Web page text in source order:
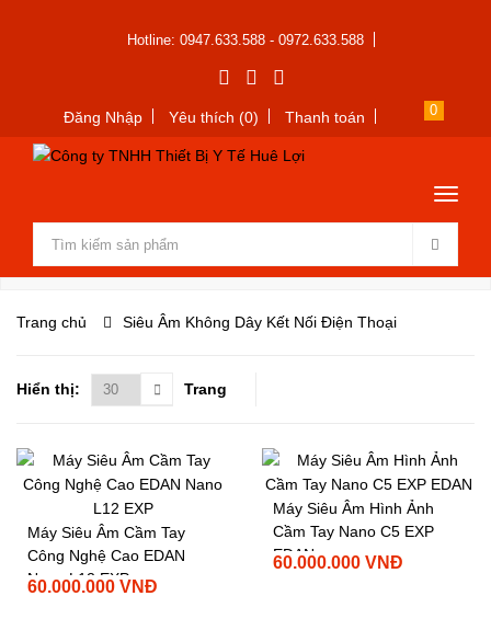
Hotline: 0947.633.588 - 0972.633.588
Đăng Nhập Yêu thích (0) Thanh toán 0
Trang chủ Siêu Âm Không Dây Kết Nối Điện Thoại
Hiển thị: Trang
Máy Siêu Âm Cầm Tay
Công Nghệ Cao EDAN
Nano L12 EXP
60.000.000 VNĐ
Máy Siêu Âm Hình Ảnh
Cầm Tay Nano C5 EXP
EDAN
60.000.000 VNĐ